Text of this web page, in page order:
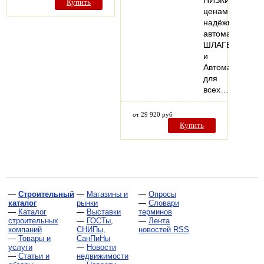
Купить
ценам
надёжные
ШЛАГБАУМЫ
и
Автоматику
для
всех…
от 29 920 руб
Купить
— Строительный
каталог
— Каталог
строительных
компаний
— Товары и
услуги
— Статьи и
— Магазины и
рынки
— Выставки
— ГОСТы,
СНИПы,
СанПиНы
— Новости
недвижимости
— Опросы
— Словари
терминов
— Лента
новостей RSS